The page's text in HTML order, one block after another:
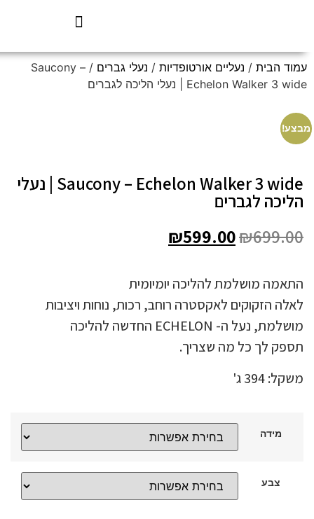
עמוד הבית / נעליים אורטופדיות / נעלי גברים
/ Saucony –
Echelon Walker 3 wide | נעלי הליכה לגברים
מבצע!
Saucony – Echelon Walker 3 wide | נעלי
הליכה לגברים
₪699.00
₪599.00
התאמה מושלמת להליכה יומיומית
לאלה הזקוקים לאקסטרה רוחב, רכות, נוחות ויציבות
מושלמת, נעל ה- ECHELON החדשה להליכה
תספק לך כל מה שצריך.
משקל: 394 ג'
מידה
צבע